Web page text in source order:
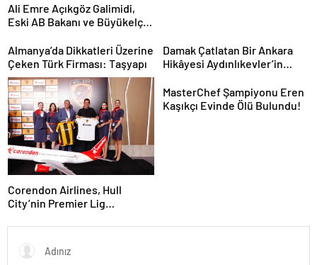
Ali Emre Açıkgöz Galimidi,
Eski AB Bakanı ve Büyükelçi
Geldi
Almanya’da Dikkatleri Üzerine
Çeken Türk Firması: Taşyapı
Damak Çatlatan Bir Ankara
Hikâyesi Aydınlıkevler’in
Corendon Airlines, Hull
City’nin Premier Lig
sürdürüyor
MasterChef Şampiyonu Eren
Kaşıkçı Evinde Ölü Bulundu!